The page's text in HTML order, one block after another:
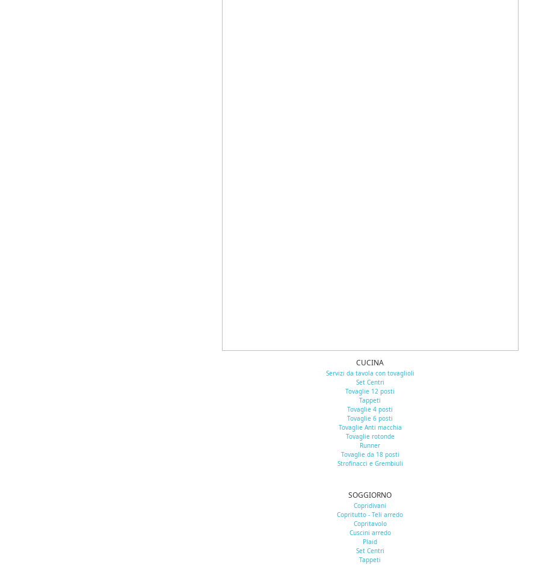
CUCINA
Servizi da tavola con tovaglioli
Set Centri
Tovaglie 12 posti
Tappeti
Tovaglie 4 posti
Tovaglie 6 posti
Tovaglie Anti macchia
Tovaglie rotonde
Runner
Tovaglie da 18 posti
Strofinacci e Grembiuli
SOGGIORNO
Copridivani
Copritutto - Teli arredo
Copritavolo
Cuscini arredo
Plaid
Set Centri
Tappeti